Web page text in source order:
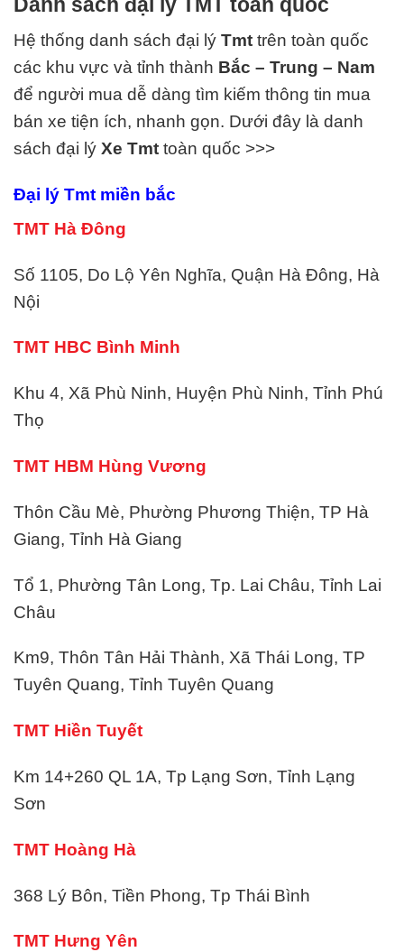
Danh sách đại lý TMT toàn quốc
Hệ thống danh sách đại lý Tmt trên toàn quốc
các khu vực và tỉnh thành Bắc – Trung – Nam
để người mua dễ dàng tìm kiếm thông tin mua
bán xe tiện ích, nhanh gọn. Dưới đây là danh
sách đại lý Xe Tmt toàn quốc >>>
Đại lý Tmt miền bắc
TMT Hà Đông
Số 1105, Do Lộ Yên Nghĩa, Quận Hà Đông, Hà
Nội
TMT HBC Bình Minh
Khu 4, Xã Phù Ninh, Huyện Phù Ninh, Tỉnh Phú
Thọ
TMT HBM Hùng Vương
Thôn Cầu Mè, Phường Phương Thiện, TP Hà
Giang, Tỉnh Hà Giang
Tổ 1, Phường Tân Long, Tp. Lai Châu, Tỉnh Lai
Châu
Km9, Thôn Tân Hải Thành, Xã Thái Long, TP
Tuyên Quang, Tỉnh Tuyên Quang
TMT Hiền Tuyết
Km 14+260 QL 1A, Tp Lạng Sơn, Tỉnh Lạng
Sơn
TMT Hoàng Hà
368 Lý Bôn, Tiền Phong, Tp Thái Bình
TMT Hưng Yên